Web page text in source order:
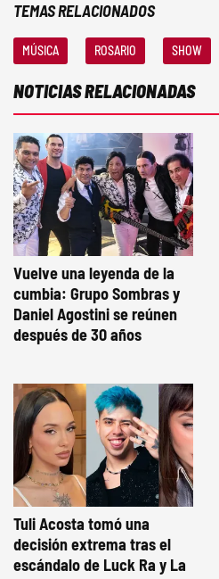
TEMAS RELACIONADOS
MÚSICA ROSARIO SHOW
NOTICIAS RELACIONADAS
Vuelve una leyenda de la
cumbia: Grupo Sombras y
Daniel Agostini se reúnen
después de 30 años
Tuli Acosta tomó una
decisión extrema tras el
escándalo de Luck Ra y La